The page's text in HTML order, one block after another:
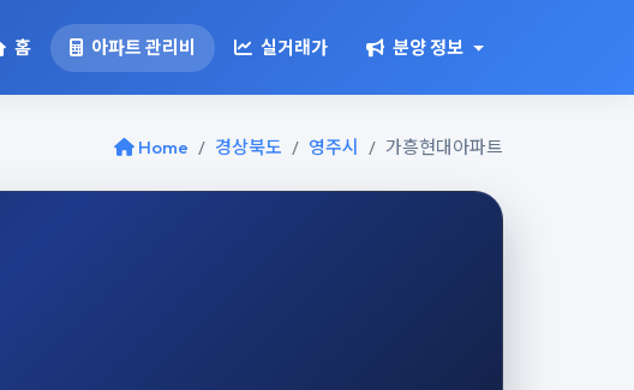
홈 아파트 관리비 실거래가 분양 정보
Home 경상북도 영주시 가흥현대아파트